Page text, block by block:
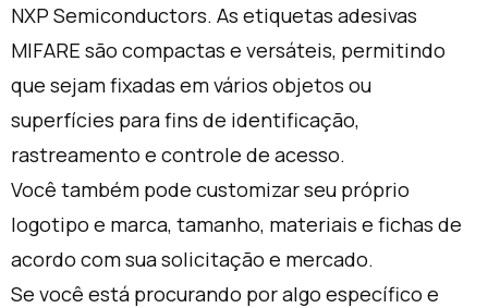
NXP Semiconductors. As etiquetas adesivas
MIFARE são compactas e versáteis, permitindo
que sejam fixadas em vários objetos ou
superfícies para fins de identificação,
rastreamento e controle de acesso.
Você também pode customizar seu próprio
logotipo e marca, tamanho, materiais e fichas de
acordo com sua solicitação e mercado.
Se você está procurando por algo específico e